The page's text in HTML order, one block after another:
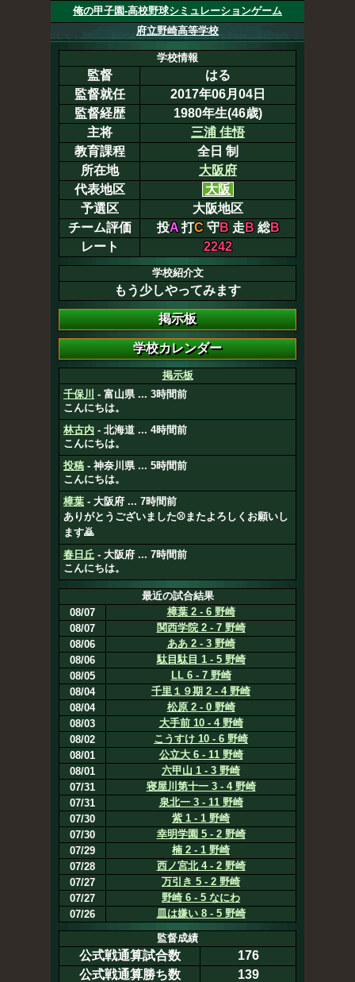
俺の甲子園-高校野球シミュレーションゲーム
府立野崎高等学校
学校情報
監督
はる
監督就任
2017年06月04日
監督経歴
1980年生(46歳)
主将
三浦 佳悟
教育課程
全日 制
所在地
大阪府
代表地区
大阪
予選区
大阪地区
チーム評価
投A打C守B走 B総B
レート
2242
学校紹介文
もう少しやってみます
掲示板
千保川 - 富山県 ... 3時間前
こんにちは。
林古内 - 北海道 ... 4時間前
こんにちは。
投稿 - 神奈川県 ... 5時間前
こんにちは。
樟葉 - 大阪府 ... 7時間前
ありがとうございました⚾️またよろしくお願いし
ます🙇
春日丘 - 大阪府 ... 7時間前
こんにちは。
最近の試合結果
08/07
樟葉 2 - 6 野崎
08/07
関西学院 2 - 7 野崎
08/06
ああ 2 - 3 野崎
08/06
駄目駄目 1 - 5 野崎
08/05
LL 6 - 7 野崎
08/04
千里１９期 2 - 4 野崎
08/04
松原 2 - 0 野崎
08/03
大手前 10 - 4 野崎
08/02
こうすけ 10 - 6 野崎
08/01
公立大 6 - 11 野崎
08/01
六甲山 1 - 3 野崎
07/31
寝屋川第十一 3 - 4 野崎
07/31
泉北一 3 - 11 野崎
07/30
紫 1 - 1 野崎
07/30
幸明学園 5 - 2 野崎
07/29
楠 2 - 1 野崎
07/28
西ノ宮北 4 - 2 野崎
07/27
万引き 5 - 2 野崎
07/27
野崎 6 - 5 なにわ
07/26
皿は嫌い 8 - 5 野崎
監督成績
公式戦通算試合数
176
公式戦通算勝ち数
139